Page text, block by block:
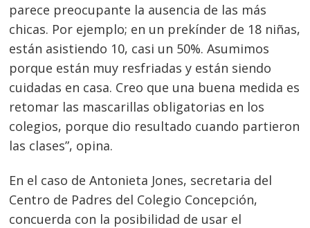
parece preocupante la ausencia de las más
chicas. Por ejemplo; en un prekínder de 18 niñas,
están asistiendo 10, casi un 50%. Asumimos
porque están muy resfriadas y están siendo
cuidadas en casa. Creo que una buena medida es
retomar las mascarillas obligatorias en los
colegios, porque dio resultado cuando partieron
las clases”, opina.
En el caso de Antonieta Jones, secretaria del
Centro de Padres del Colegio Concepción,
concuerda con la posibilidad de usar el